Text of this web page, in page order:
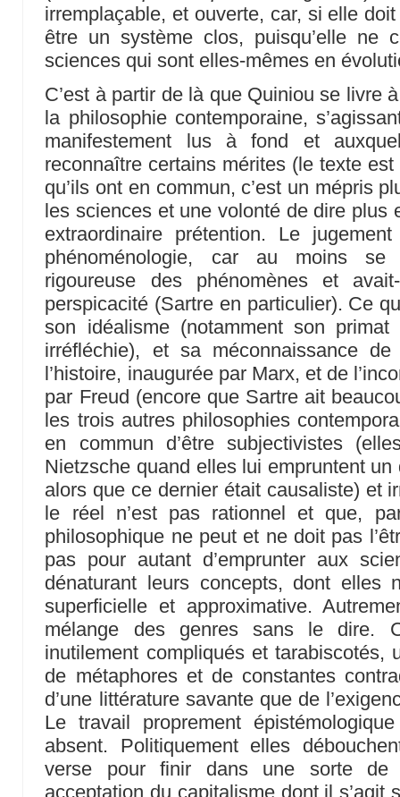
irremplaçable, et ouverte, car, si elle
être un système clos, puisqu’elle ne
sciences qui sont elles-mêmes en
C’est à partir de là que Quiniou se livre
la philosophie contemporaine,
manifestement lus à fond et
reconnaître certains mérites (le texte
qu’ils ont en commun, c’est un mépris
les sciences et une volonté de dire plus
extraordinaire prétention. Le
phénoménologie, car au moins se
rigoureuse des phénomènes et
perspicacité (Sartre en particulier). Ce
son idéalisme (notamment son
irréfléchie), et sa méconnaissance
l’histoire, inaugurée par Marx, et de
par Freud (encore que Sartre ait
les trois autres philosophies
en commun d’être subjectivistes
Nietzsche quand elles lui empruntent un
alors que ce dernier était causaliste) et
le réel n’est pas rationnel et que,
philosophique ne peut et ne doit pas
pas pour autant d’emprunter aux
dénaturant leurs concepts, dont elles
superficielle et approximative.
mélange des genres sans le dire.
inutilement compliqués et tarabiscotés,
de métaphores et de constantes
d’une littérature savante que de
Le travail proprement
absent. Politiquement elles
verse pour finir dans une sorte de
acceptation du capitalisme dont il s’agit